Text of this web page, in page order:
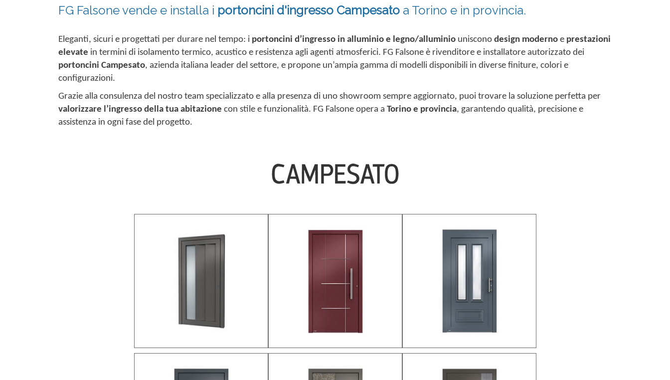
FG Falsone vende e installa i portoncini d'ingresso Campesato a Torino e in provincia.
Eleganti, sicuri e progettati per durare nel tempo: i portoncini d’ingresso in alluminio e legno/alluminio uniscono design moderno e prestazioni
elevate in termini di isolamento termico, acustico e resistenza agli agenti atmosferici. FG Falsone è rivenditore e installatore autorizzato dei
portoncini Campesato, azienda italiana leader del settore, e propone un’ampia gamma di modelli disponibili in diverse finiture, colori e
configurazioni.
Grazie alla consulenza del nostro team specializzato e alla presenza di uno showroom sempre aggiornato, puoi trovare la soluzione perfetta per
valorizzare l’ingresso della tua abitazione con stile e funzionalità. FG Falsone opera a Torino e provincia, garantendo qualità, precisione e
assistenza in ogni fase del progetto.